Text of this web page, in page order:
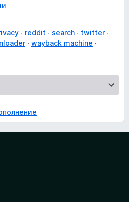
reddit search
twitter
wayback machine